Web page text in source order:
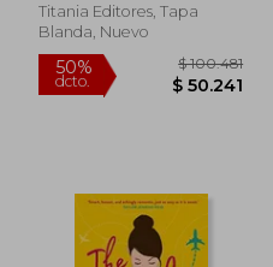
50%
dcto.
$ 96.639
$ 48.319
Titania Editores, Tapa
Blanda, Nuevo